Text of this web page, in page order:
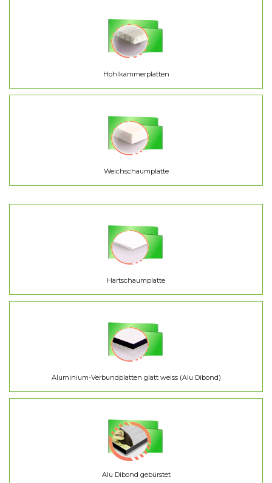
Hohlkammerplatten
Weichschaumplatte
Hartschaumplatte
Aluminium-Verbundplatten glatt weiss (Alu Dibond)
Alu Dibond gebürstet